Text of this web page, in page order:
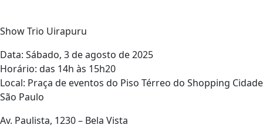
Show Trio Uirapuru
Data: Sábado, 3 de agosto de 2025
Horário: das 14h às 15h20
Local: Praça de eventos do Piso Térreo do Shopping Cidade
São Paulo
Av. Paulista, 1230 – Bela Vista